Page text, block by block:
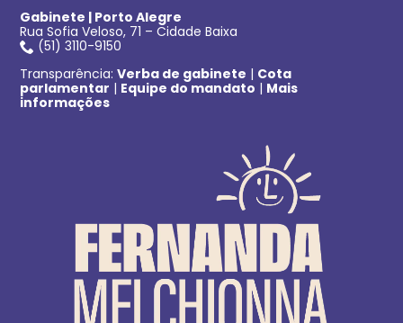
Gabinete | Porto Alegre
Rua Sofia Veloso, 71 – Cidade Baixa
(51) 3110-9150
Transparência:Verba de gabinete | Cota
parlamentar | Equipe do mandato | Mais
informações